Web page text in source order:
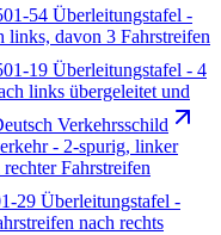
54 Überleitungstafel -
links, davon 3 Fahrstreifen
19 Überleitungstafel - 4
links übergeleitet und
Verkehrsschild
- 2-spurig, linker
Fahrstreifen
29 Überleitungstafel -
nach rechts